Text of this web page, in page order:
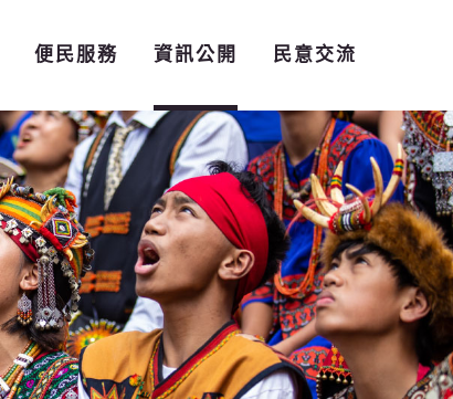
便民服務 資訊公開 民意交流